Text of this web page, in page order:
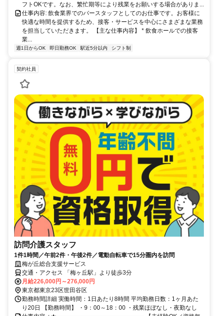
フトOKです。なお、繁忙期等により残業をお願いする場合がありま...
仕事内容: 飲食業界でのバースタッフとしてのお仕事です。お客様に
快適な時間を提供するため、接客・サービスを中心にさまざまな業務
を担当していただきます。 【主な仕事内容】 * 飲食ホールでの接客
業...
週1日からOK 即日勤務OK 駅近5分以内 シフト制
契約社員
訪問介護スタッフ
1件1時間／午前2件・午後2件／電動自転車で15分圏内を訪問
梅が丘総合支援サービス
交通・アクセス 「梅ヶ丘駅」より徒歩3分
月給226,000円～276,000円
東京都東京23区世田谷区
勤務時間詳細 実働時間：1日あたり8時間 平均勤務日数：1ヶ月あた
り20日 【勤務時間】 ・9：00～18：00 ・残業ほぼなし・夜勤なし